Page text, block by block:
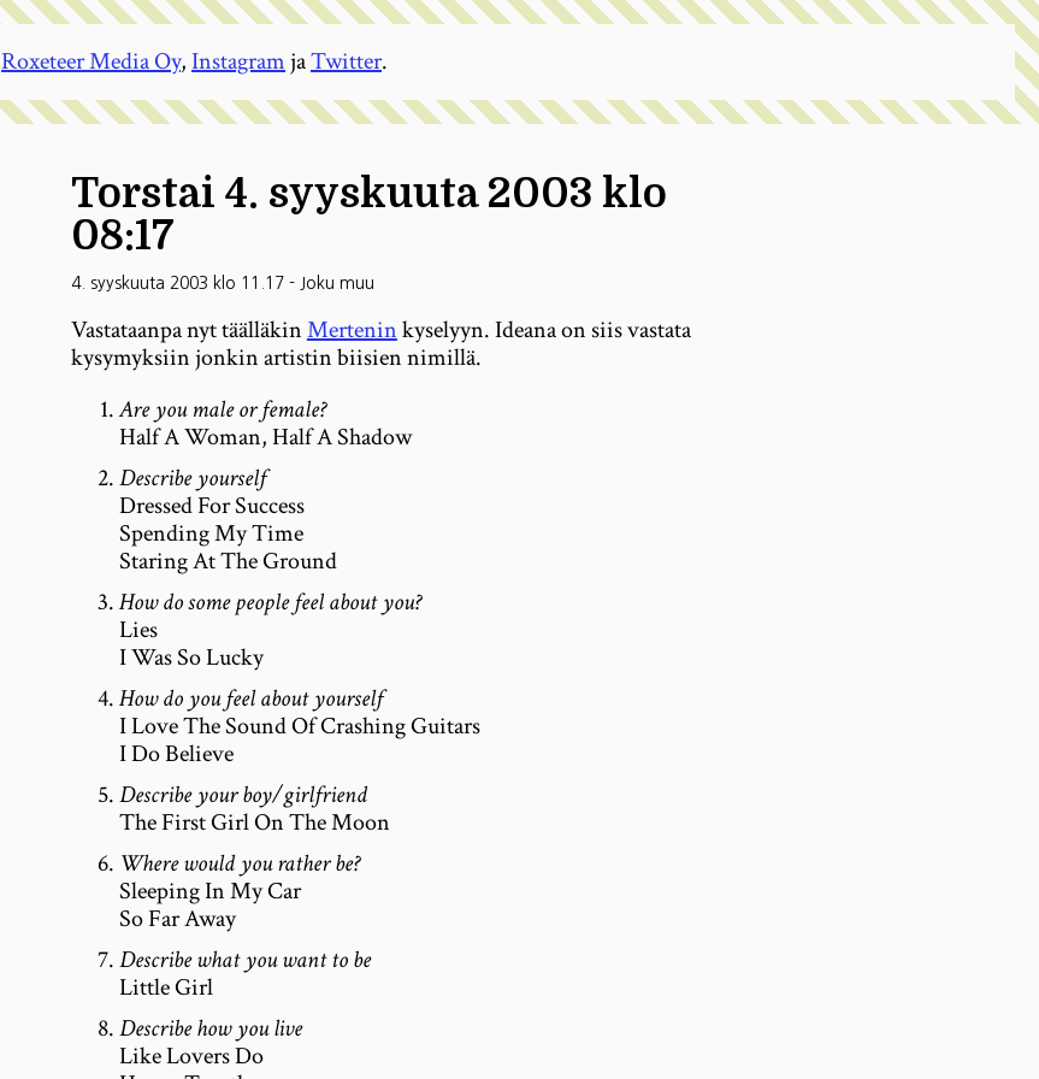
Torstai 4. syyskuuta 2003 klo
08:17
4. syyskuuta 2003 klo 11.17- Joku muu
Vastataanpa nyt täälläkinMerteninkyselyyn. Ideana on siis vastata
kysymyksiin jonkin artistin biisien nimillä.
Are you male or female?
Half A Woman, Half A Shadow
Describe yourself
Dressed For Success
Spending My Time
Staring At The Ground
How do some people feel about you?
Lies
I Was So Lucky
How do you feel about yourself
I Love The Sound Of Crashing Guitars
I Do Believe
Describe your boy/girlfriend
The First Girl On The Moon
Where would you rather be?
Sleeping In My Car
So Far Away
Describe what you want to be
Little Girl
Describe how you live
Like Lovers Do
Roxeteer Media Oy,InstagramjaTwitter.